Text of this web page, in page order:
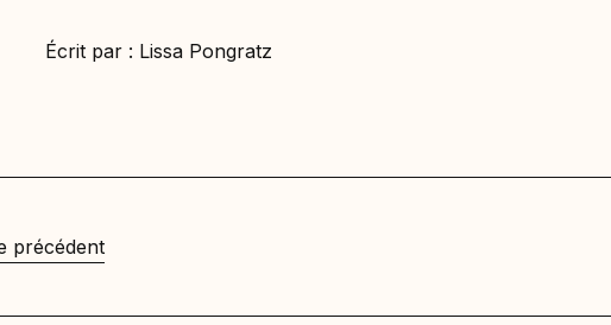
Écrit par : Lissa Pongratz
précédent